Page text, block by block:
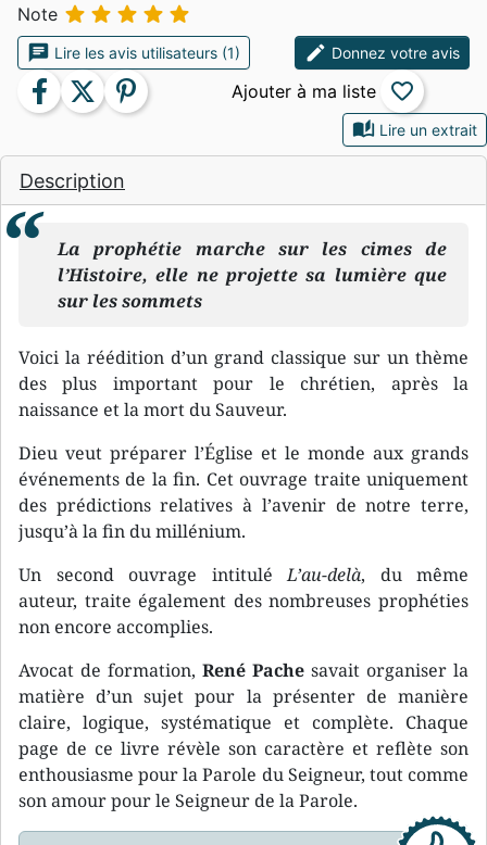
auto_stories Lire un extrait
Description
La prophétie marche sur les cimes de
l’Histoire, elle ne projette sa lumière que
sur les sommets
Voici la réédition d’un grand classique sur un thème
des plus important pour le chrétien, après la
naissance et la mort du Sauveur.
Dieu veut préparer l’Église et le monde aux grands
événements de la fin. Cet ouvrage traite uniquement
des prédictions relatives à l’avenir de notre terre,
jusqu’à la fin du millénium.
Un second ouvrage intituléL’au-delà, du même
auteur, traite également des nombreuses prophéties
non encore accomplies.
Avocat de formation, René Pache savait organiser la
matière d’un sujet pour la présenter de manière
claire, logique, systématique et complète. Chaque
page de ce livre révèle son caractère et reflète son
enthousiasme pour la Parole du Seigneur, tout comme
son amour pour le Seigneur de la Parole.
Note     
chat Lire les avis utilisateurs (1) edit Donnez votre avis
facebook twitter pinterest favorite_border